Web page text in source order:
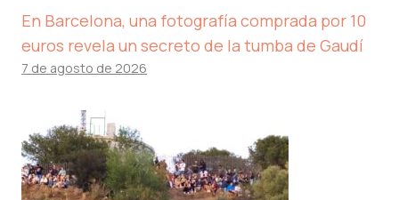
En Barcelona, ​​una fotografía comprada por 10
euros revela un secreto de la tumba de Gaudí
7 de agosto de 2026